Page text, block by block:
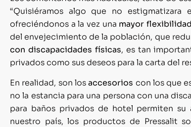
“Quisiéramos algo que no estigmatizara
ofreciéndonos a la vez una mayor flexibilidad
del envejecimiento de la población, que
con discapacidades físicas, es tan
privados como sus deseos para la carta del
En realidad, son losaccesorios con los que
no la estancia para una persona con una
para baños privados de hotel permiten su
nuestro país, los productos de Pressalit